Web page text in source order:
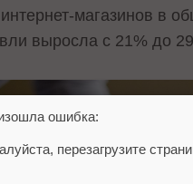
магазинов в
выросла с 21% до
ошибка:
перезагрузите